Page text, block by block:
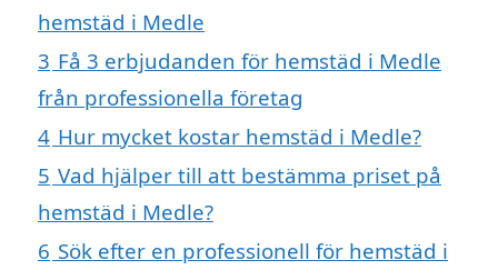
hemstäd i Medle
3 Få 3 erbjudanden för hemstäd i Medle
från professionella företag
4 Hur mycket kostar hemstäd i Medle?
5 Vad hjälper till att bestämma priset på
hemstäd i Medle?
6 Sök efter en professionell för hemstäd i